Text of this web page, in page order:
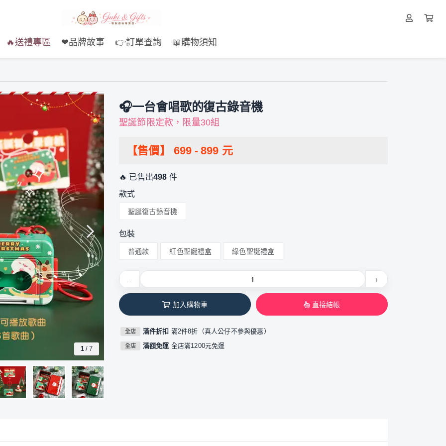
🔥送禮專區 ❤品牌故事 👉訂單查詢 📖購物須知
1 / 7
🎧一台會唱歌的復古錄音機
聖誕節限定款，限量30組
【售價】 699 - 899 元
🔥 已售出498 件
款式
聖誕復古錄音機
包裝
普通款 紅色聖誕禮盒 綠色聖誕禮盒
- +
加入購物車 直接結帳
全店 滿件折扣 滿2件8折（真人公仔不參與優惠）
全店 滿額免運 全店滿1200元免運